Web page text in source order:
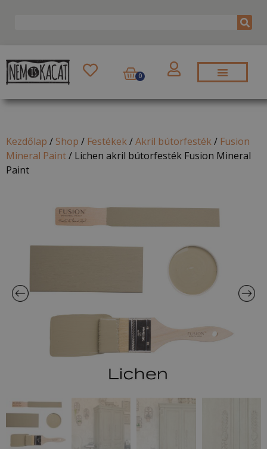
0
Kezdőlap / Shop / Festékek/Akril bútorfesték/ Fusion
Mineral Paint/ Lichen akril bútorfesték Fusion Mineral
Paint